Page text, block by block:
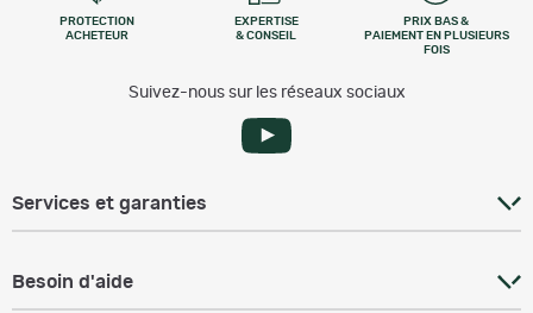
PROTECTION
ACHETEUR
EXPERTISE
& CONSEIL
PRIX BAS &
PAIEMENT EN PLUSIEURS
FOIS
Suivez-nous sur les réseaux sociaux
Services et garanties
Besoin d'aide